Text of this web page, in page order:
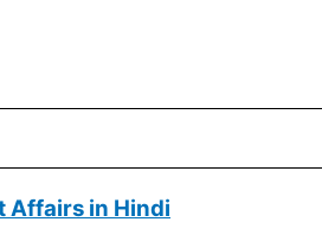
Affairs in Hindi